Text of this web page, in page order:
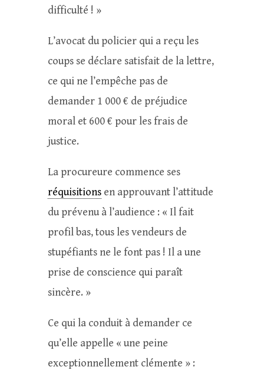
difficulté ! »
L’avocat du policier qui a reçu les
coups se déclare satisfait de la lettre,
ce qui ne l’empêche pas de
demander 1 000 € de préjudice
moral et 600 € pour les frais de
justice.
La procureure commence ses
réquisitionsen approuvant l’attitude
du prévenu à l’audience : « Il fait
profil bas, tous les vendeurs de
stupéfiants ne le font pas ! Il a une
prise de conscience qui paraît
sincère. »
Ce qui la conduit à demander ce
qu’elle appelle « une peine
exceptionnellement clémente » :